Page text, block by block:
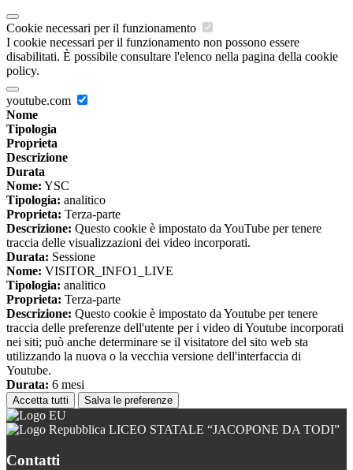
Cookie necessari per il funzionamento
I cookie necessari per il funzionamento non possono essere
disabilitati. È possibile consultare l'elenco nella pagina della cookie
policy.
youtube.com
Nome
Tipologia
Proprieta
Descrizione
Durata
Nome: YSC
Tipologia: analitico
Proprieta: Terza-parte
Descrizione: Questo cookie è impostato da YouTube per tenere
traccia delle visualizzazioni dei video incorporati.
Durata: Sessione
Nome: VISITOR_INFO1_LIVE
Tipologia: analitico
Proprieta: Terza-parte
Descrizione: Questo cookie è impostato da Youtube per tenere
traccia delle preferenze dell'utente per i video di Youtube incorporati
nei siti; può anche determinare se il visitatore del sito web sta
utilizzando la nuova o la vecchia versione dell'interfaccia di
Youtube.
Durata: 6 mesi
Accetta tutti Salva le preferenze
LICEO STATALE “JACOPONE DA TODI”
Contatti